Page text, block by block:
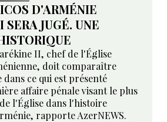
D'ARMÉNIE
JUGÉ. UNE
II, chef de l'Église
doit comparaître
dans ce qui est présenté
affaire pénale visant le plus
l'Église dans l'histoire
rapporte AzerNEWS.